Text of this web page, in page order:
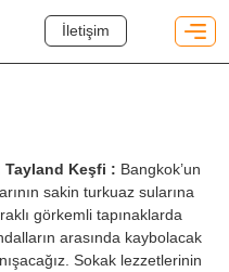
İletişim
Tayland Keşfi : Bangkok’un
sakin turkuaz sularına
görkemli tapınaklarda
arasında kaybolacak
Sokak lezzetlerinin